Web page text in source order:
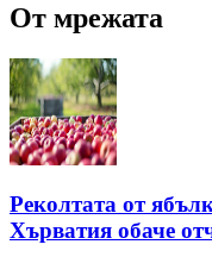
От мрежата
Реколтата от
Хърватия обаче